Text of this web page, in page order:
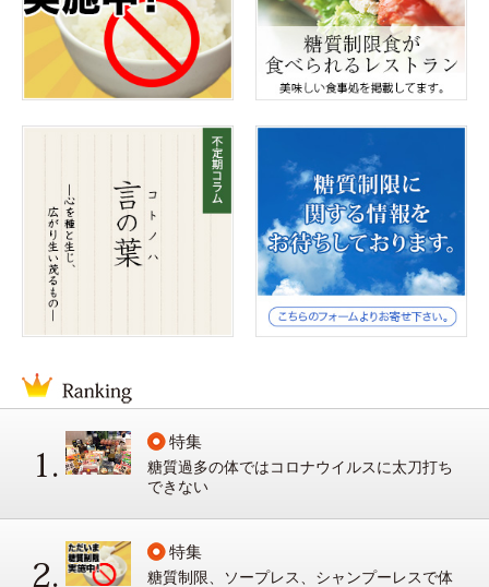
特集
糖質過多の体ではコロナウイルスに太刀打ち
できない
特集
糖質制限、ソープレス、シャンプーレスで体